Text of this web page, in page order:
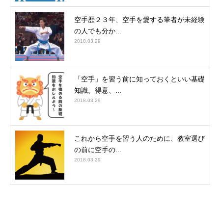
空手歴２３年、空手を愛する筆者が未経験
の人でも分か...
2018.03.29
「空手」を習う前に知っておくといい基礎
知識。得意、...
2018.03.29
これから空手を習う人のために、教室選び
の前に空手の...
2018.03.29